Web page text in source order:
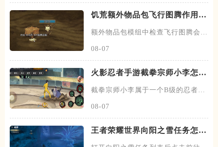
饥荒额外物品包飞行图腾作用是
额外物品包模组中检查飞行图腾会显
08-07
火影忍者手游截拳宗师小李怎么
截拳宗师小李属于一个B级的忍者，
08-07
王者荣耀世界向阳之雪任务怎么